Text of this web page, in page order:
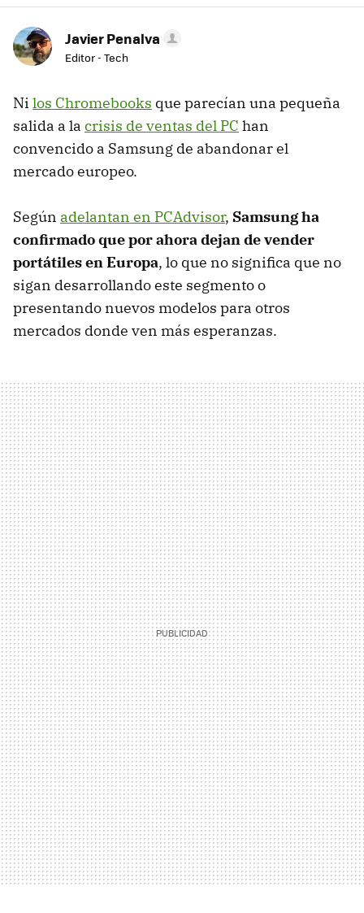
Javier Penalva
Editor - Tech
Ni los Chromebooks que parecían una pequeña
salida a la crisis de ventas del PC han
convencido a Samsung de abandonar el
mercado europeo.
Según adelantan en PCAdvisor, Samsung ha
confirmado que por ahora dejan de vender
portátiles en Europa, lo que no significa que no
sigan desarrollando este segmento o
presentando nuevos modelos para otros
mercados donde ven más esperanzas.